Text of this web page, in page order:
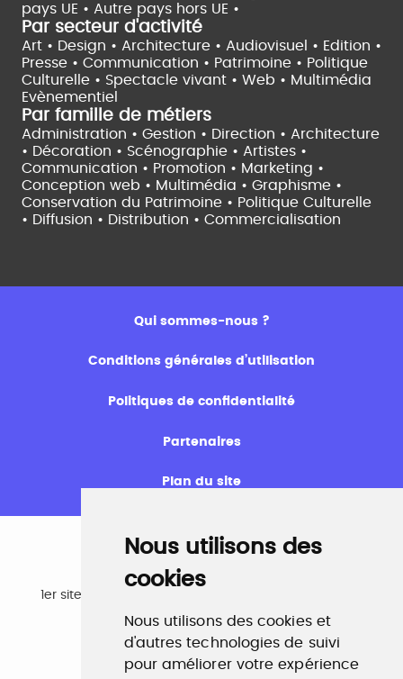
Nous utilisons des
cookies
Nous utilisons des cookies et
d'autres technologies de suivi
pour améliorer votre expérience
pays UE • Autre pays hors UE •
Par secteur d'activité
Art • Design • Architecture • Audiovisuel • Edition •
Presse • Communication • Patrimoine • Politique
Culturelle • Spectacle vivant • Web • Multimédia
Evènementiel
Par famille de métiers
Administration • Gestion • Direction • Architecture
• Décoration • Scénographie • Artistes •
Communication • Promotion • Marketing •
Conception web • Multimédia • Graphisme •
Conservation du Patrimoine • Politique Culturelle
• Diffusion • Distribution • Commercialisation
Qui sommes-nous ?
Conditions générales d’utilisation
Politiques de confidentialité
Partenaires
Plan du site
Emploi
1er site emploi du secteur culturel 784.000 visites et
www.profilculture.com